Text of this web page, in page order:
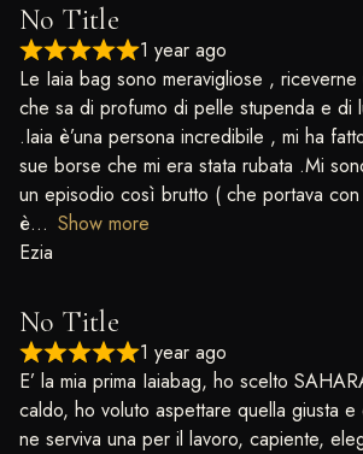
No Title
1 year ago
Le Iaia bag sono meravigliose , riceverne
che sa di profumo di pelle stupenda e di
.Iaia è’una persona incredibile , mi ha
sue borse che mi era stata rubata .Mi
un episodio così brutto ( che portava
è
Show more
Ezia
No Title
1 year ago
E’ la mia prima Iaiabag, ho scelto
caldo, ho voluto aspettare quella giusta
ne serviva una per il lavoro, capiente,